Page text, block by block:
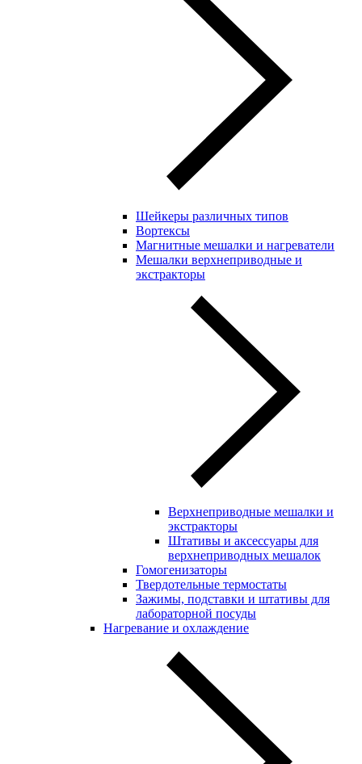
Шейкеры различных типов
Вортексы
Магнитные мешалки и нагреватели
Мешалки верхнеприводные и
экстракторы
Верхнеприводные мешалки и
экстракторы
Штативы и аксессуары для
верхнеприводных мешалок
Гомогенизаторы
Твердотельные термостаты
Зажимы, подставки и штативы для
лабораторной посуды
Нагревание и охлаждение